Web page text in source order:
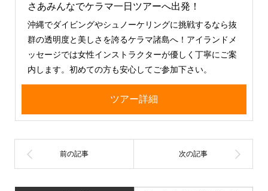
さあみんなでケラマ一日ツアーへ出発！
沖縄でダイビングやシュノーケリングに挑戦するなら抜
群の透明度と美しさを誇るケラマ諸島へ！アイランドメ
ッセージでは女性インストラクターが優しく丁寧にご案
内します。初めての方も安心してご参加下さい。
ツアー詳細